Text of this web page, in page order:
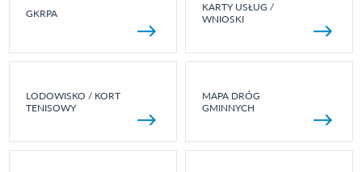
GKRPA
KARTY USŁUG /
WNIOSKI
LODOWISKO / KORT
TENISOWY
MAPA DRÓG
GMINNYCH